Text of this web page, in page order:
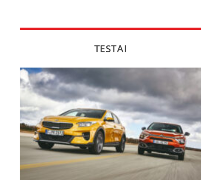
SPORTAS
PATARIMAI
ĮVAIRENYBĖS
TESTAI